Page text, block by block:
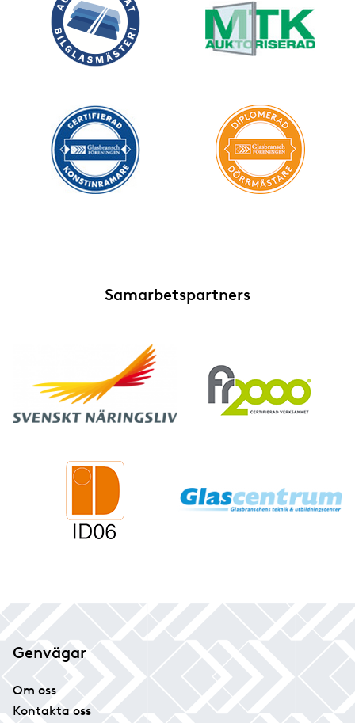
Samarbetspartners
Genvägar
Om oss
Kontakta oss